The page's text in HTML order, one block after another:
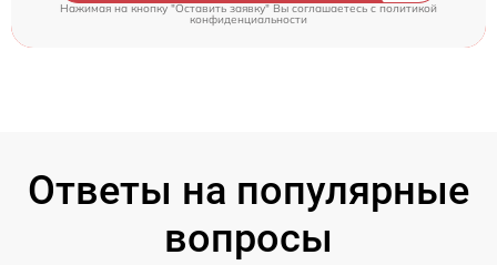
Нажимая на кнопку "Оставить заявку" Вы соглашаетесь c политикой
конфиденциальности
Ответы на популярные
вопросы